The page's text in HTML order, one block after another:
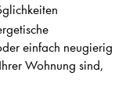
einfach neugierig
Wohnung sind,